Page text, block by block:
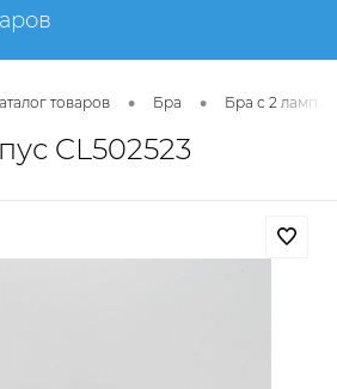
товаров • Бра • Бра с 2
CL502523